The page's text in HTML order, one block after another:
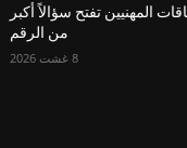
المهنيين تفتح سؤالاً أكبر
من الرقم
8 غشت 2026